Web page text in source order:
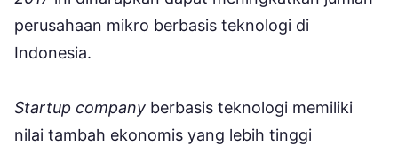
perusahaan mikro berbasis teknologi di
Indonesia.
Startup company berbasis teknologi memiliki
nilai tambah ekonomis yang lebih tinggi